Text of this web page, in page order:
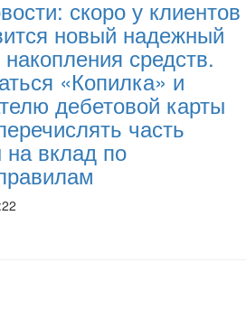
скоро у клиентов
новый надежный
средств.
«Копилка» и
дебетовой карты
часть
на вклад по